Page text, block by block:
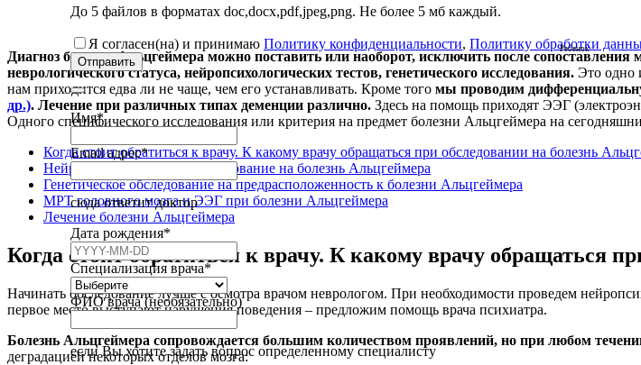
До 5 файлов в форматах doc,docx,pdf,jpeg,png. Не более 5 мб каждый.
Я согласен(на) и принимаю Политику конфиденциальности, Политику обработки
Phone
Number*
Отправить
Ребенок
Имя*
Email адрес*
сюда ответит доктор
Дата рождения*
Специализация врача*
ФИО врача (необязательно)
если Вы хотите задать вопрос определенному специалисту
Диагноз болезни Альцгеймера можно поставить или наоборот, исключить после
неврологического статуса, нейропсихологических тестов, генетического исследования. Это одно
нам приходится едва ли не чаще, чем его устанавливать. Кроме того мы проводим
др.). Лечение при различных типах деменции различно. Здесь на помощь приходят ЭЭГ
Одного специфического исследования или критерия на предмет болезни Альцгеймера на
Когда стоит обратиться к врачу. К какому врачу обращаться при обследовании на болезнь
Нейропсихологическое тестирование на болезнь Альцгеймера
Генетическое обследование на предрасположенность к болезни Альцгеймера
МРТ головного мозга и ЭЭГ при болезни Альцгеймера
Лечение болезни Альцгеймера
Когда стоит обратиться к врачу. К какому врачу обращаться
Начинать обследование лучше с осмотра врачом неврологом. При необходимости проведем
первое место выступают нарушения поведения – предложим помощь врача психиатра.
Болезнь Альцгеймера сопровождается большим количеством проявлений, но при любом
деградацией некоторых отделов мозга: